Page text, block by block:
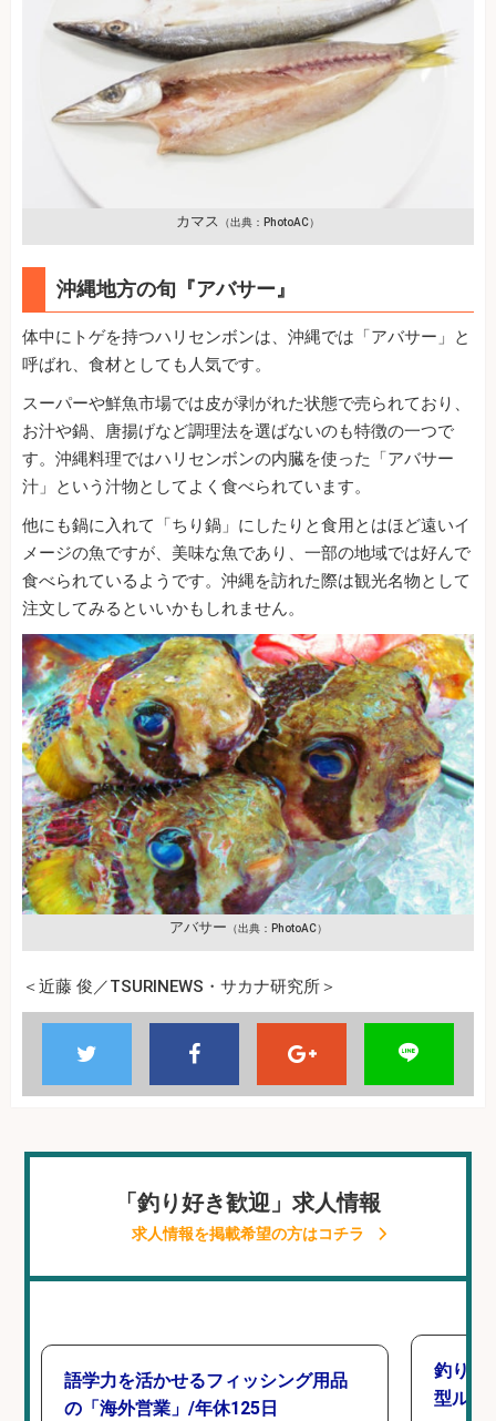
カマス （出典：PhotoAC）
沖縄地方の旬『アバサー』
体中にトゲを持つハリセンボンは、沖縄では「アバサー」と
呼ばれ、食材としても人気です。
スーパーや鮮魚市場では皮が剥がれた状態で売られており、
お汁や鍋、唐揚げなど調理法を選ばないのも特徴の一つで
す。沖縄料理ではハリセンボンの内臓を使った「アバサー
汁」という汁物としてよく食べられています。
他にも鍋に入れて「ちり鍋」にしたりと食用とはほど遠いイ
メージの魚ですが、美味な魚であり、一部の地域では好んで
食べられているようです。沖縄を訪れた際は観光名物として
注文してみるといいかもしれません。
アバサー （出典：PhotoAC）
＜近藤 俊／TSURINEWS・サカナ研究所＞
「釣り好き歓迎」求人情報
求人情報を掲載希望の方はコチラ
語学力を活かせるフィッシング用品
の「海外営業」/年休125日
釣り好
型ルー